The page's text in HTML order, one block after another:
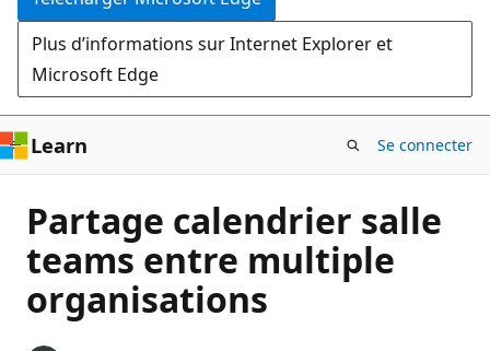
Plus d’informations sur Internet Explorer et
Microsoft Edge
Learn Se connecter
Partage calendrier salle
teams entre multiple
organisations